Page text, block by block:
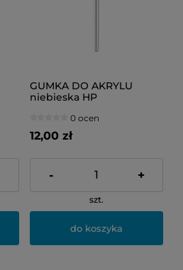
GUMKA DO AKRYLU
niebieska HP
0 ocen
12,00 zł
- +
szt.
do koszyka